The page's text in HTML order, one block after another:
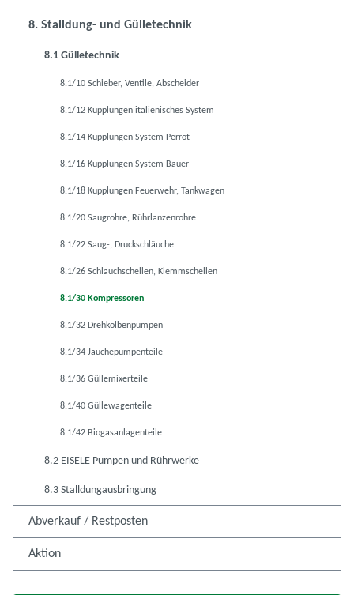
8. Stalldung- und Gülletechnik
8.1 Gülletechnik
8.1/10 Schieber, Ventile, Abscheider
8.1/12 Kupplungen italienisches System
8.1/14 Kupplungen System Perrot
8.1/16 Kupplungen System Bauer
8.1/18 Kupplungen Feuerwehr, Tankwagen
8.1/20 Saugrohre, Rührlanzenrohre
8.1/22 Saug-, Druckschläuche
8.1/26 Schlauchschellen, Klemmschellen
8.1/30 Kompressoren
8.1/32 Drehkolbenpumpen
8.1/34 Jauchepumpenteile
8.1/36 Güllemixerteile
8.1/40 Güllewagenteile
8.1/42 Biogasanlagenteile
8.2 EISELE Pumpen und Rührwerke
8.3 Stalldungausbringung
Abverkauf / Restposten
Aktion